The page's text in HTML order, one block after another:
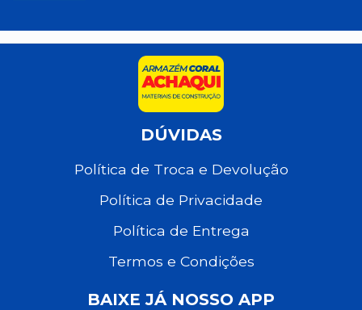
DÚVIDAS
Política de Troca e Devolução
Política de Privacidade
Política de Entrega
Termos e Condições
BAIXE JÁ NOSSO APP